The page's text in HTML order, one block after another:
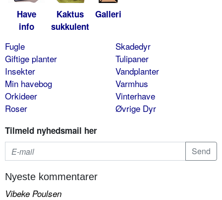
Have
info
Kaktus
sukkulent
Galleri
Fugle
Giftige planter
Insekter
Min havebog
Orkideer
Roser
Skadedyr
Tulipaner
Vandplanter
Varmhus
Vinterhave
Øvrige Dyr
Tilmeld nyhedsmail her
Nyeste kommentarer
Vibeke Poulsen